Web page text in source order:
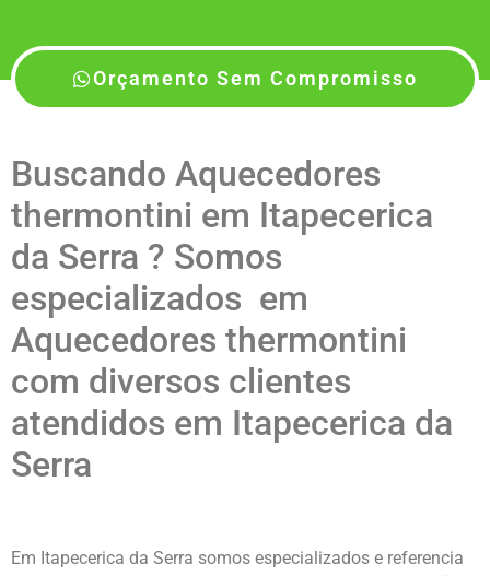
Orçamento Sem Compromisso
Buscando Aquecedores
thermontini em Itapecerica
da Serra ? Somos
especializados em
Aquecedores thermontini
com diversos clientes
atendidos em Itapecerica da
Serra
Em Itapecerica da Serra somos especializados e referencia